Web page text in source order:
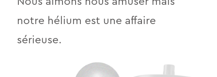
notre hélium est une affaire
sérieuse.